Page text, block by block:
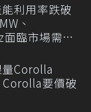
利用率跌破
、
臨市場需求
Corolla
Corolla要價破